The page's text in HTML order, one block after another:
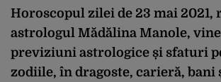
Horoscopul zilei de 23 mai 2021,
astrologul Mădălina Manole,
previziuni astrologice și sfaturi
zodiile, în dragoste, carieră, bani